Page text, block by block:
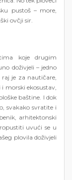
pustoš – more,
ovčji sir.
koje drugim
doživjeli – jedno
je za nautičare,
morski ekosustav,
baštine. I dok
svakako svratite i
arhitektonski
uvući se u
plovila doživjeli